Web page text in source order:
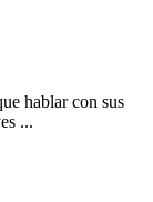
hablar con sus
...